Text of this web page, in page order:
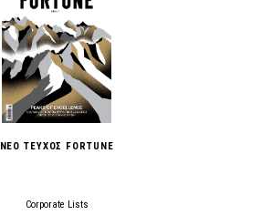
ΝΕΟ ΤΕΥΧΟΣ FORTUNE
Corporate Lists